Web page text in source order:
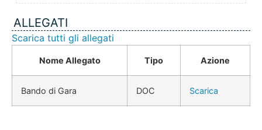
ALLEGATI
Scarica tutti gli allegati
Nome Allegato Tipo Azione
Bando di Gara DOC Scarica